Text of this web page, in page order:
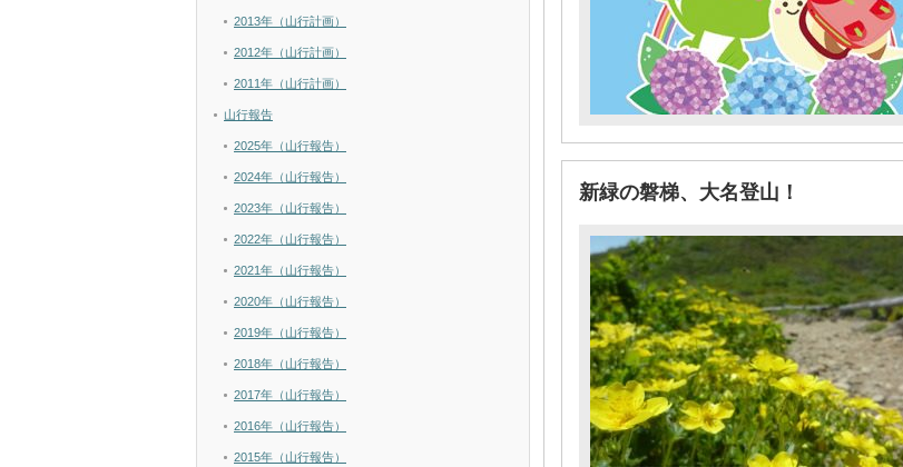
新緑の磐梯、大名登山！
2013年（山行計画）
2012年（山行計画）
2011年（山行計画）
山行報告
2025年（山行報告）
2024年（山行報告）
2023年（山行報告）
2022年（山行報告）
2021年（山行報告）
2020年（山行報告）
2019年（山行報告）
2018年（山行報告）
2017年（山行報告）
2016年（山行報告）
2015年（山行報告）